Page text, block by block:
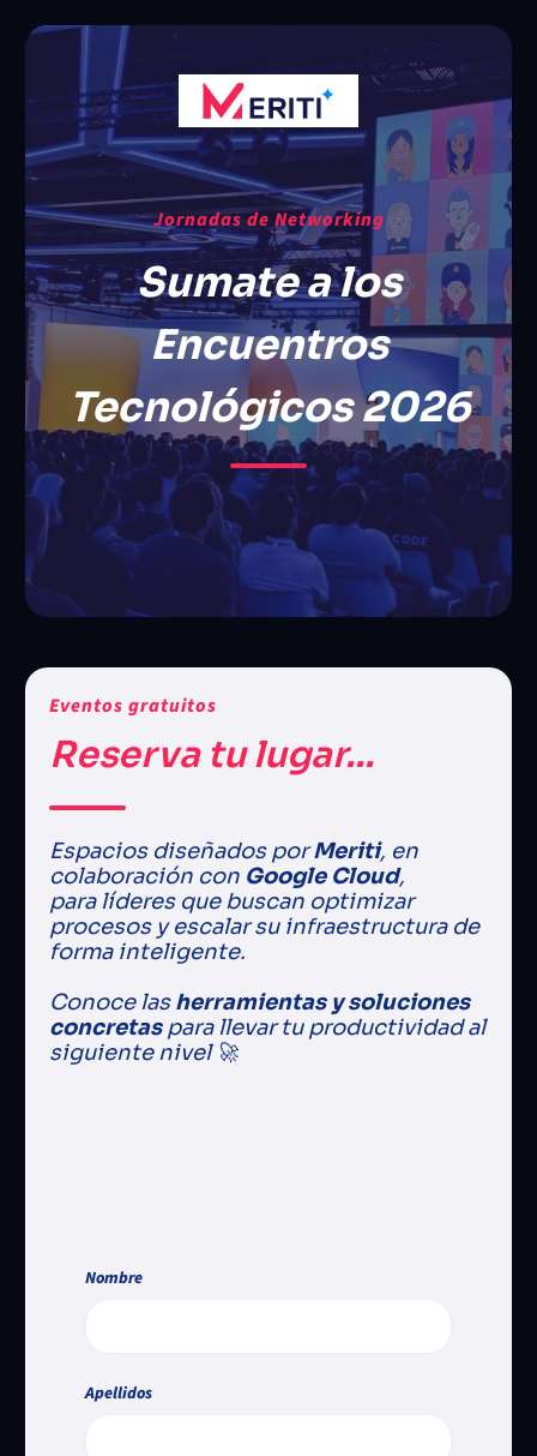
Jornadas de Networking
Sumate a los
Encuentros
Tecnológicos 2026
Eventos gratuitos
Reserva tu lugar...
Espacios diseñados porMeriti, en
colaboración con Google Cloud,
para líderes que buscan optimizar
procesos y escalar su infraestructura de
forma inteligente.
Conoce lasherramientas y soluciones
concretaspara llevar tu productividad al
siguiente nivel 🚀
Nombre
Apellidos